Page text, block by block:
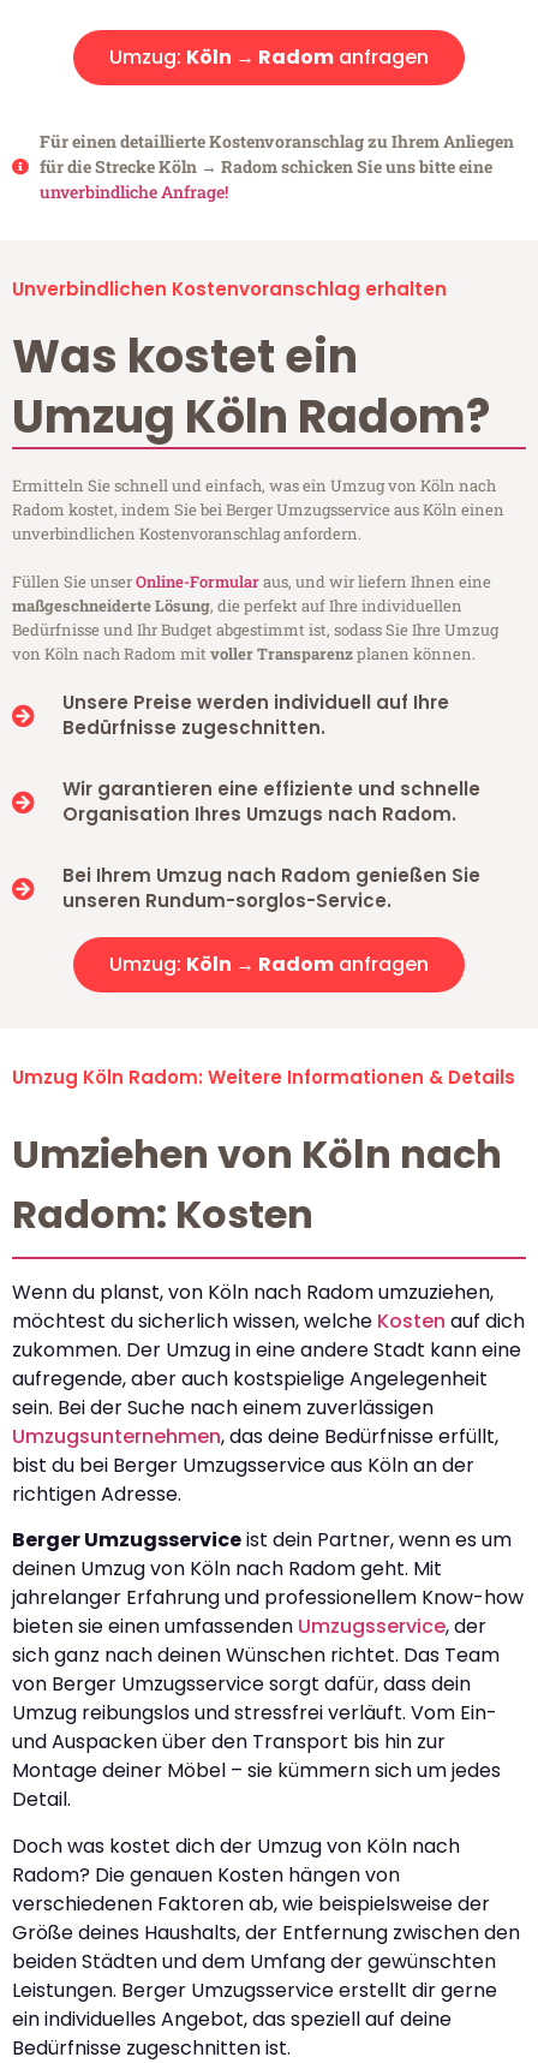
Umzug: Köln → Radom anfragen
Für einen detaillierte Kostenvoranschlag zu Ihrem Anliegen
für die Strecke Köln → Radom schicken Sie uns bitte eine
unverbindliche Anfrage!
Unverbindlichen Kostenvoranschlag erhalten
Was kostet ein
Umzug Köln Radom?
Ermitteln Sie schnell und einfach, was ein Umzug von Köln nach
Radom kostet, indem Sie bei Berger Umzugsservice aus Köln einen
unverbindlichen Kostenvoranschlag anfordern.
Füllen Sie unserOnline-Formularaus, und wir liefern Ihnen eine
maßgeschneiderte Lösung, die perfekt auf Ihre individuellen
Bedürfnisse und Ihr Budget abgestimmt ist, sodass Sie Ihre Umzug
von Köln nach Radom mitvoller Transparenzplanen können.
Unsere Preise werden individuell auf Ihre
Bedürfnisse zugeschnitten.
Wir garantieren eine effiziente und schnelle
Organisation Ihres Umzugs nach Radom.
Bei Ihrem Umzug nach Radom genießen Sie
unseren Rundum-sorglos-Service.
Umzug: Köln → Radom anfragen
Umzug Köln Radom: Weitere Informationen & Details
Umziehen von Köln nach
Radom: Kosten
Wenn du planst, von Köln nach Radom umzuziehen,
möchtest du sicherlich wissen, welche Kosten auf dich
zukommen. Der Umzug in eine andere Stadt kann eine
aufregende, aber auch kostspielige Angelegenheit
sein. Bei der Suche nach einem zuverlässigen
Umzugsunternehmen, das deine Bedürfnisse erfüllt,
bist du bei Berger Umzugsservice aus Köln an der
richtigen Adresse.
Berger Umzugsserviceist dein Partner, wenn es um
deinen Umzug von Köln nach Radom geht. Mit
jahrelanger Erfahrung und professionellem Know-how
bieten sie einen umfassenden Umzugsservice, der
sich ganz nach deinen Wünschen richtet. Das Team
von Berger Umzugsservice sorgt dafür, dass dein
Umzug reibungslos und stressfrei verläuft. Vom Ein-
und Auspacken über den Transport bis hin zur
Montage deiner Möbel – sie kümmern sich um jedes
Detail.
Doch was kostet dich der Umzug von Köln nach
Radom? Die genauen Kosten hängen von
verschiedenen Faktoren ab, wie beispielsweise der
Größe deines Haushalts, der Entfernung zwischen den
beiden Städten und dem Umfang der gewünschten
Leistungen. Berger Umzugsservice erstellt dir gerne
ein individuelles Angebot, das speziell auf deine
Bedürfnisse zugeschnitten ist.